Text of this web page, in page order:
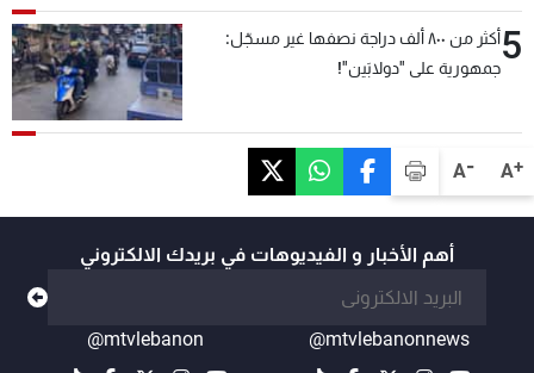
A+
A-
5
أكثر من ٨٠٠ ألف دراجة نصفها غير مسجّل:
جمهورية على "دولابَين"!
أهم الأخبار و الفيديوهات في بريدك الالكتروني
@mtvlebanonnews
@mtvlebanon